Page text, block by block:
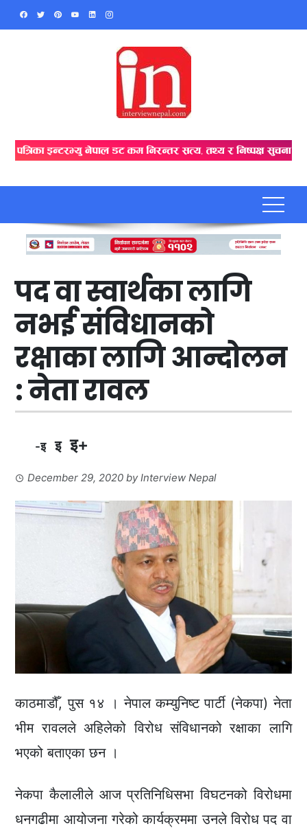
Skip
पद वा स्वार्थका लागि
नभई संविधानको
रक्षाका लागि आन्दोलन
: नेता रावल
-इ इ इ+
December 29, 2020 byInterview Nepal
काठमाडौँ, पुस १४ । नेपाल कम्युनिष्ट पार्टी (नेकपा) नेता
भीम रावलले अहिलेको विरोध संविधानको रक्षाका लागि
भएको बताएका छन ।
नेकपा कैलालीले आज प्रतिनिधिसभा विघटनको विरोधमा
धनगढीमा आयोजना गरेको कार्यक्रममा उनले विरोध पद वा